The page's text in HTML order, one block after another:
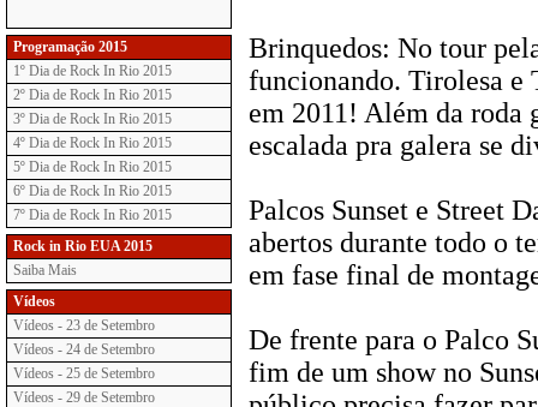
Programação 2015
1º Dia de Rock In Rio 2015
2º Dia de Rock In Rio 2015
3º Dia de Rock In Rio 2015
4º Dia de Rock In Rio 2015
5º Dia de Rock In Rio 2015
6º Dia de Rock In Rio 2015
7º Dia de Rock In Rio 2015
Rock in Rio EUA 2015
Saiba Mais
Vídeos
Vídeos - 23 de Setembro
Vídeos - 24 de Setembro
Vídeos - 25 de Setembro
Vídeos - 29 de Setembro
Brinquedos: No tour
funcionando. Tirolesa e
em 2011! Além da roda
escalada pra galera se
Palcos Sunset e Street
abertos durante todo o
em fase final de
De frente para o Palco
fim de um show no